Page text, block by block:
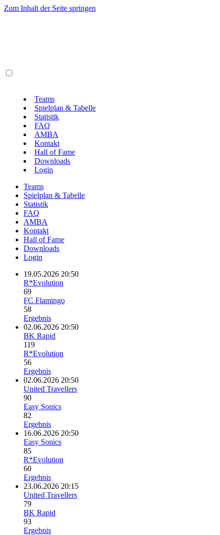
Zum Inhalt der Seite springen
Teams
Spielplan & Tabelle
Statistik
FAQ
AMBA
Kontakt
Hall of Fame
Downloads
Login
Teams
Spielplan & Tabelle
Statistik
FAQ
AMBA
Kontakt
Hall of Fame
Downloads
Login
19.05.2026 20:50
R*Evolution
69
FC Flamingo
58
Ergebnis
02.06.2026 20:50
BK Rapid
119
R*Evolution
56
Ergebnis
02.06.2026 20:50
United Travellers
90
Easy Sonics
82
Ergebnis
16.06.2026 20:50
Easy Sonics
85
R*Evolution
60
Ergebnis
23.06.2026 20:15
United Travellers
79
BK Rapid
93
Ergebnis